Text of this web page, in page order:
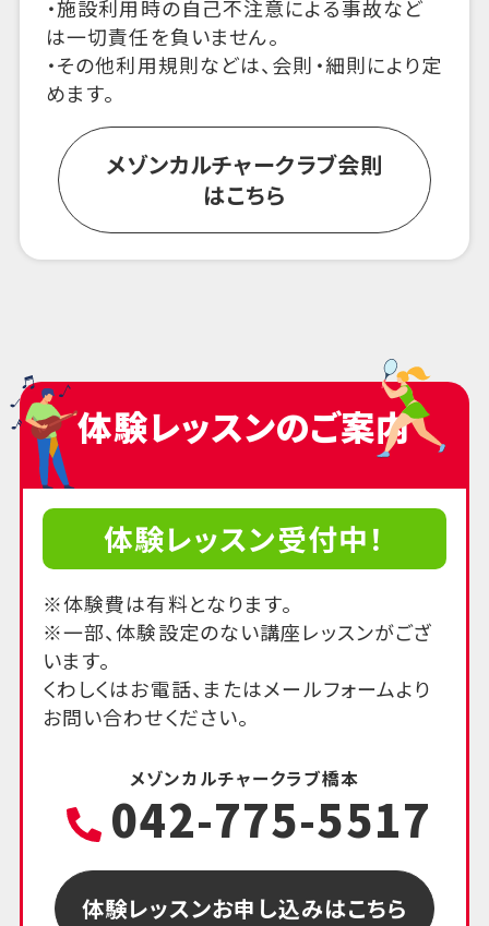
・施設利用時の自己不注意による事故など
は一切責任を負いません。
・その他利用規則などは、会則・細則により定
めます。
メゾンカルチャークラブ会則
はこちら
体験レッスンのご案内
体験レッスン受付中！
※体験費は有料となります。
※一部、体験設定のない講座レッスンがござ
います。
くわしくはお電話、またはメールフォームより
お問い合わせください。
メゾンカルチャークラブ橋本
042-775-5517
体験レッスンお申し込みはこちら